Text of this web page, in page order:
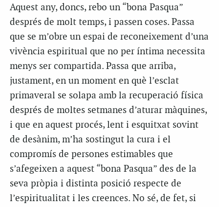
Aquest any, doncs, rebo un “bona Pasqua”
després de molt temps, i passen coses. Passa
que se m’obre un espai de reconeixement d’una
vivència espiritual que no per íntima necessita
menys ser compartida. Passa que arriba,
justament, en un moment en què l’esclat
primaveral se solapa amb la recuperació física
després de moltes setmanes d’aturar màquines,
i que en aquest procés, lent i esquitxat sovint
de desànim, m’ha sostingut la cura i el
compromís de persones estimables que
s’afegeixen a aquest “bona Pasqua” des de la
seva pròpia i distinta posició respecte de
l’espiritualitat i les creences. No sé, de fet, si